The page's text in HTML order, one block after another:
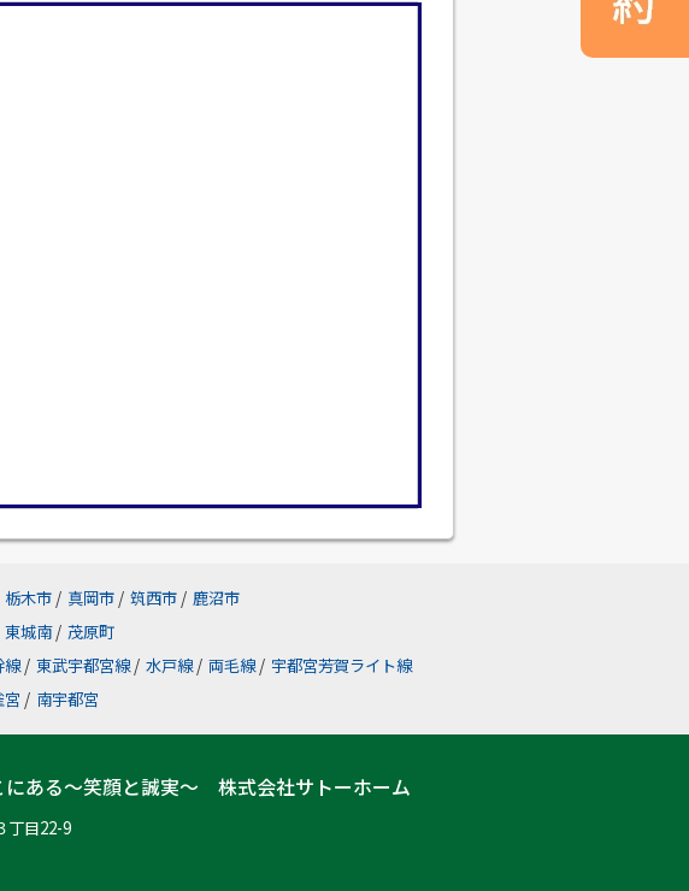
栃木市 / 真岡市 / 筑西市 / 鹿沼市
東城南 / 茂原町
線 / 東武宇都宮線 / 水戸線 / 両毛線 / 宇都宮芳賀ライト線
宮 / 南宇都宮
にある～笑顔と誠実～ 株式会社サトーホーム
丁目22-9